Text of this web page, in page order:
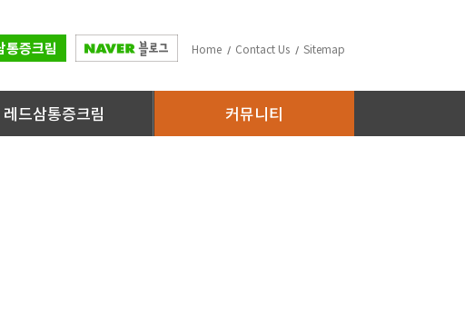
통증크림 Home Contact Us Sitemap
레드삼통증크림 커뮤니티